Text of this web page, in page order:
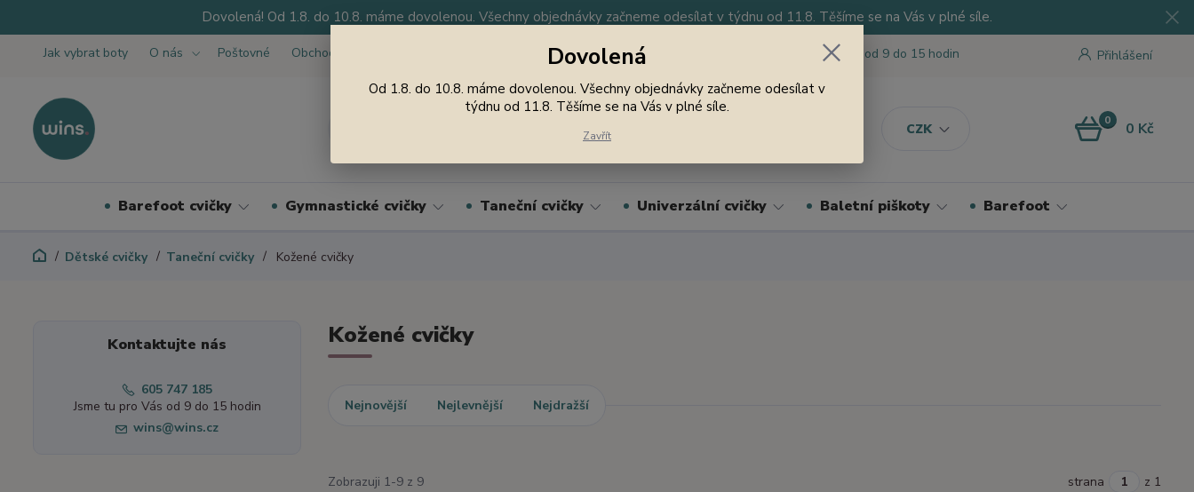
Dovolená! Od 1.8. do 10.8. máme dovolenou. Všechny objednávky začneme odesílat v týdnu od 11.8. Těšíme se na Vás v plné síle.
Jak vybrat boty O nás Poštovné Obchodní podmínky
CZK
Přihlášení
Nevíte si rady? Zavolejte. Jsme tu pro Vás od 9 do 15 hodin
0 0 Kč
Barefoot cvičky Gymnastické cvičky Taneční cvičky Univerzální cvičky Baletní piškoty Barefoot
Dětské cvičky Taneční cvičky Kožené cvičky
Kožené cvičky
Nejnovější Nejlevnější Nejdražší
Zobrazuji 1-9 z 9 strana z 1
Kontaktujte nás
605 747 185
Jsme tu pro Vás od 9 do 15 hodin
wins@wins.cz
Dovolená
Od 1.8. do 10.8. máme dovolenou. Všechny objednávky začneme odesílat v
týdnu od 11.8. Těšíme se na Vás v plné síle.
Zavřít